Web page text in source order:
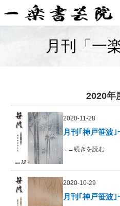
月刊「一
2020年
2020-11-28
月刊｢神戸笹波
...→続きを読む
2020-10-29
月刊｢神戸笹波